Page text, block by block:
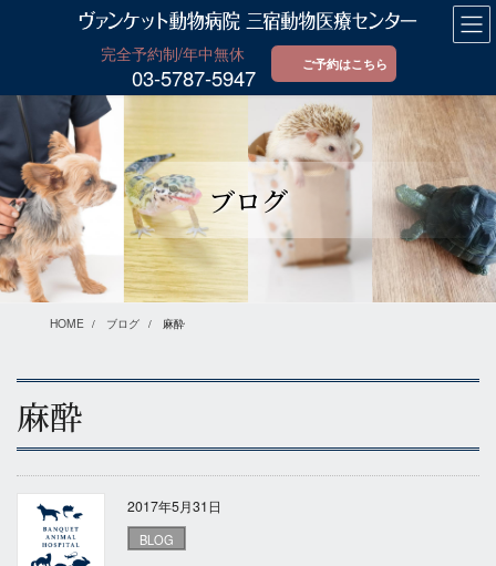
に
移
動
ョ
ン
に
移
動
03-5787-5947
ご予約はこちら
ブログ
HOME ブログ 麻酔
麻酔
2017年5月31日
BLOG